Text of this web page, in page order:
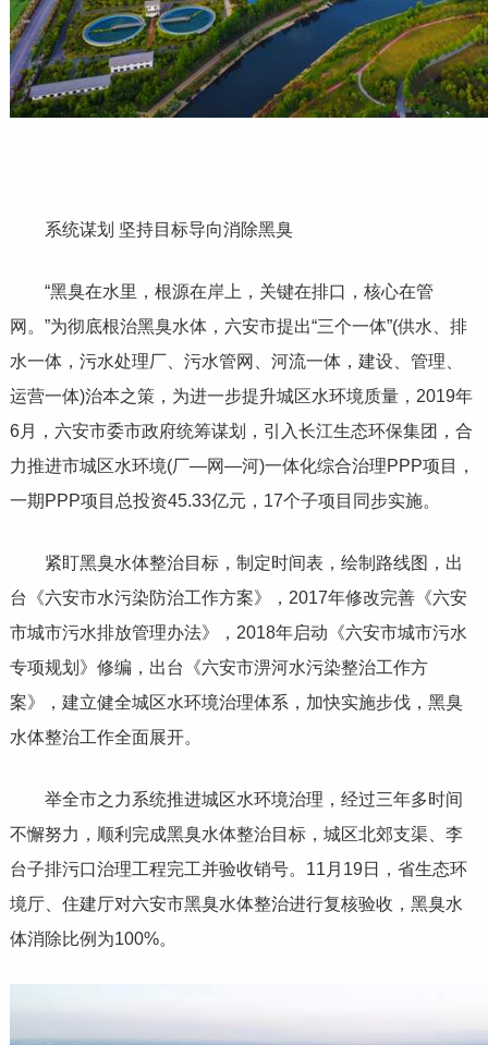
系统谋划 坚持目标导向消除黑臭
“黑臭在水里，根源在岸上，关键在排口，核心在管
网。”为彻底根治黑臭水体，六安市提出“三个一体”(供水、排
水一体，污水处理厂、污水管网、河流一体，建设、管理、
运营一体)治本之策，为进一步提升城区水环境质量，2019年
6月，六安市委市政府统筹谋划，引入长江生态环保集团，合
力推进市城区水环境(厂—网—河)一体化综合治理PPP项目，
一期PPP项目总投资45.33亿元，17个子项目同步实施。
紧盯黑臭水体整治目标，制定时间表，绘制路线图，出
台《六安市水污染防治工作方案》，2017年修改完善《六安
市城市污水排放管理办法》，2018年启动《六安市城市污水
专项规划》修编，出台《六安市淠河水污染整治工作方
案》，建立健全城区水环境治理体系，加快实施步伐，黑臭
水体整治工作全面展开。
举全市之力系统推进城区水环境治理，经过三年多时间
不懈努力，顺利完成黑臭水体整治目标，城区北郊支渠、李
台子排污口治理工程完工并验收销号。11月19日，省生态环
境厅、住建厅对六安市黑臭水体整治进行复核验收，黑臭水
体消除比例为100%。